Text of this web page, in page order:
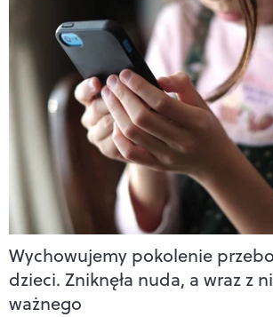
Wychowujemy pokolenie
dzieci. Zniknęła nuda, a wraz z
ważnego